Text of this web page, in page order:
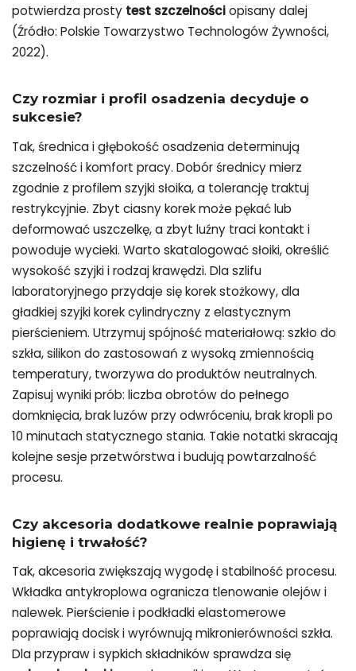
potwierdza prosty test szczelnościopisany dalej
(Źródło: Polskie Towarzystwo Technologów Żywności,
2022).
Czy rozmiar i profil osadzenia decyduje o
sukcesie?
Tak, średnica i głębokość osadzenia determinują
szczelność i komfort pracy. Dobór średnicy mierz
zgodnie z profilem szyjki słoika, a tolerancję traktuj
restrykcyjnie. Zbyt ciasny korek może pękać lub
deformować uszczelkę, a zbyt luźny traci kontakt i
powoduje wycieki. Warto skatalogować słoiki, określić
wysokość szyjki i rodzaj krawędzi. Dla szlifu
laboratoryjnego przydaje się korek stożkowy, dla
gładkiej szyjki korek cylindryczny z elastycznym
pierścieniem. Utrzymuj spójność materiałową: szkło do
szkła, silikon do zastosowań z wysoką zmiennością
temperatury, tworzywa do produktów neutralnych.
Zapisuj wyniki prób: liczba obrotów do pełnego
domknięcia, brak luzów przy odwróceniu, brak kropli po
10 minutach statycznego stania. Takie notatki skracają
kolejne sesje przetwórstwa i budują powtarzalność
procesu.
Czy akcesoria dodatkowe realnie poprawiają
higienę i trwałość?
Tak, akcesoria zwiększają wygodę i stabilność procesu.
Wkładka antykroplowa ogranicza tlenowanie olejów i
nalewek. Pierścienie i podkładki elastomerowe
poprawiają docisk i wyrównują mikronierówności szkła.
Dla przypraw i sypkich składników sprawdza się